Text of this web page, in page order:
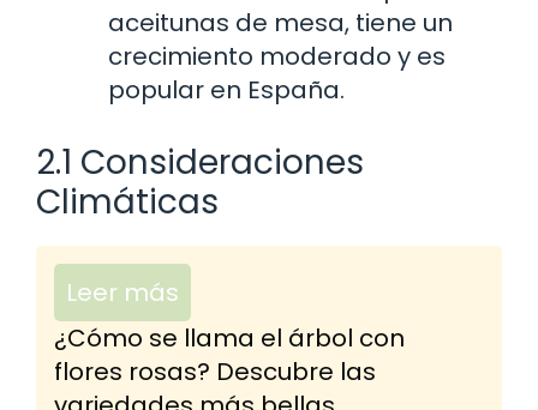
aceitunas de mesa, tiene un
crecimiento moderado y es
popular en España.
2.1 Consideraciones
Climáticas
Leer más
¿Cómo se llama el árbol con
flores rosas? Descubre las